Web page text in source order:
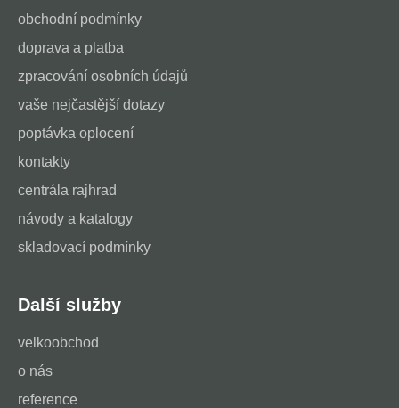
obchodní podmínky
doprava a platba
zpracování osobních údajů
vaše nejčastější dotazy
poptávka oplocení
kontakty
centrála rajhrad
návody a katalogy
skladovací podmínky
Další služby
velkoobchod
o nás
reference